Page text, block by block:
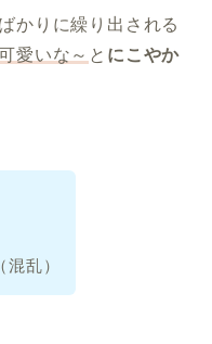
かりに繰り出される
愛いな～ と にこやか
乱）